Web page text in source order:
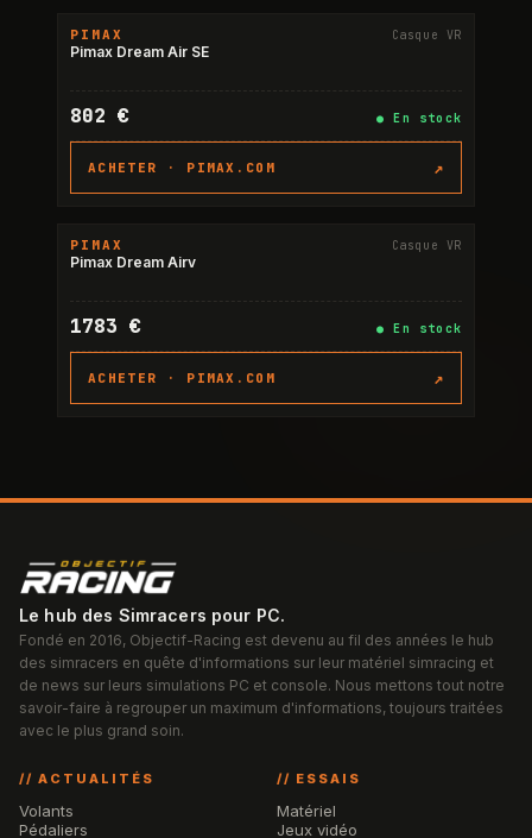
PIMAX Casque VR
Pimax Dream Air SE
802 € ●En stock
ACHETER · PIMAX.COM ↗
PIMAX Casque VR
Pimax Dream Airv
1783 € ●En stock
ACHETER · PIMAX.COM ↗
Le hub des Simracers pour PC.
Fondé en 2016, Objectif-Racing est devenu au fil des années le hub
des simracers en quête d'informations sur leur matériel simracing et
de news sur leurs simulations PC et console. Nous mettons tout notre
savoir-faire à regrouper un maximum d'informations, toujours traitées
avec le plus grand soin.
// ACTUALITÉS
Volants
Pédaliers
// ESSAIS
Matériel
Jeux vidéo